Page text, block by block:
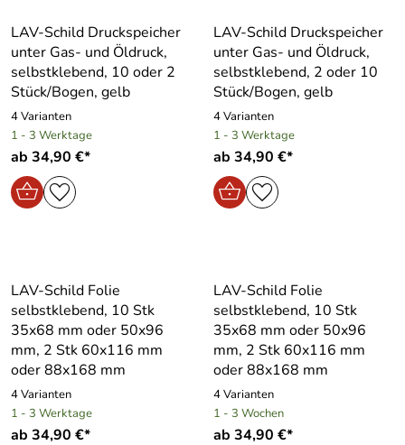
LAV-Schild Druckspeicher
unter Gas- und Öldruck,
selbstklebend, 10 oder 2
Stück/Bogen, gelb
4 Varianten
1 - 3 Werktage
ab 34,90 €*
LAV-Schild Druckspeicher
unter Gas- und Öldruck,
selbstklebend, 2 oder 10
Stück/Bogen, gelb
4 Varianten
1 - 3 Werktage
ab 34,90 €*
LAV-Schild Folie
selbstklebend, 10 Stk
35x68 mm oder 50x96
mm, 2 Stk 60x116 mm
oder 88x168 mm
4 Varianten
1 - 3 Werktage
ab 34,90 €*
LAV-Schild Folie
selbstklebend, 10 Stk
35x68 mm oder 50x96
mm, 2 Stk 60x116 mm
oder 88x168 mm
4 Varianten
1 - 3 Wochen
ab 34,90 €*